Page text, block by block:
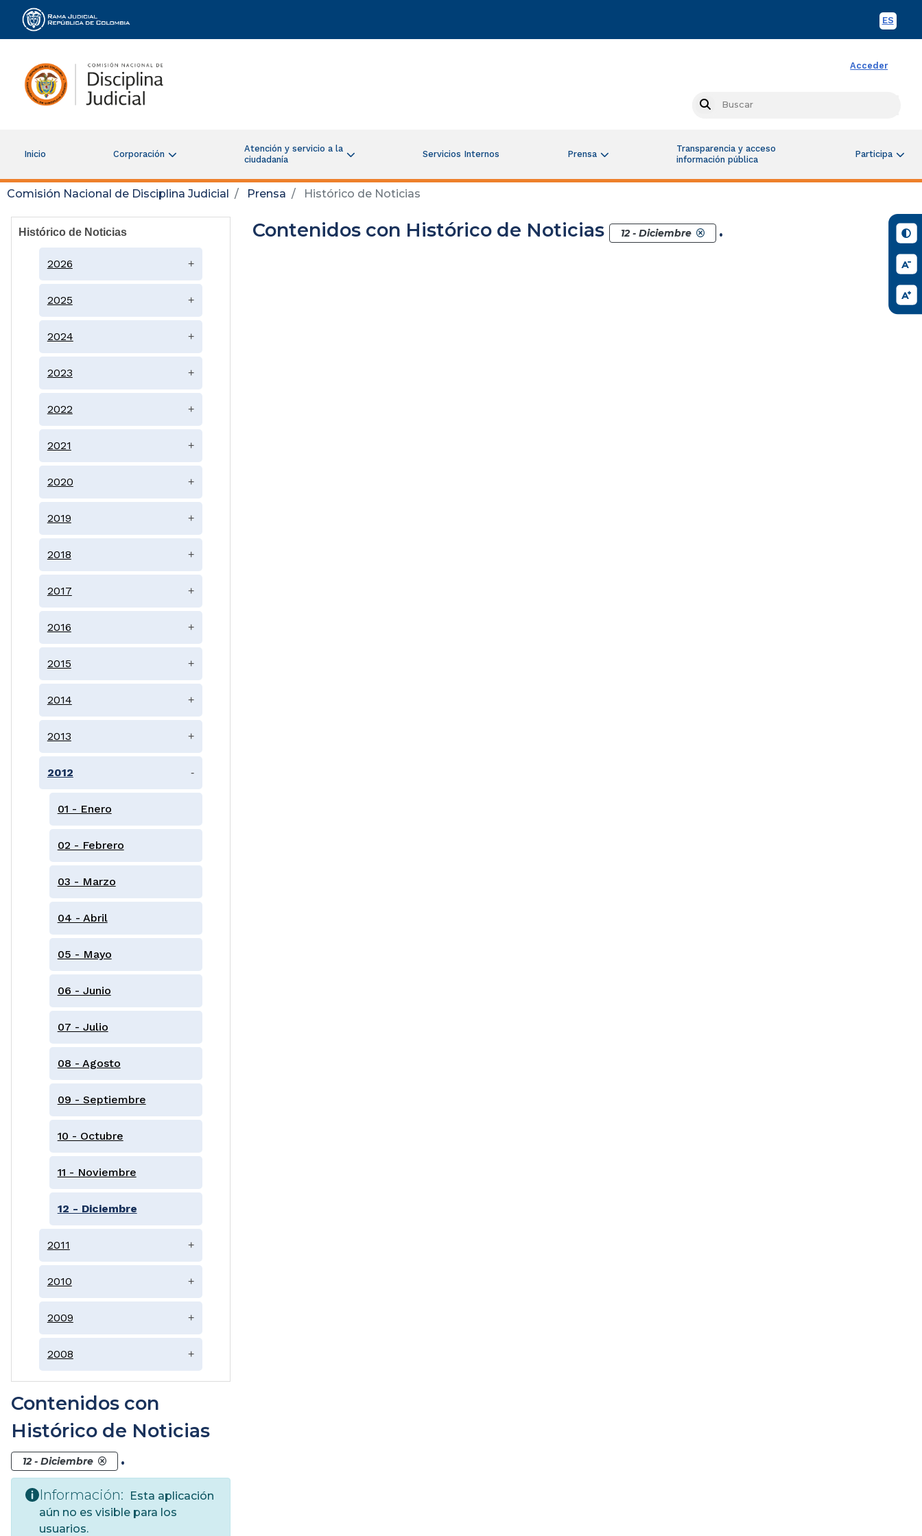
ES
Rama Judicial
Acceder
Inicio Corporación
Atención y servicio a la
ciudadanía
Servicios Internos Prensa
Transparencia y acceso
información pública
Participa
Comisión Nacional de Disciplina Judicial Prensa Histórico de Noticias
Histórico de Noticias
2026 +
2025 +
2024 +
2023 +
2022 +
2021 +
2020 +
2019 +
2018 +
2017 +
2016 +
2015 +
2014 +
2013 +
2012 -
01 - Enero
02 - Febrero
03 - Marzo
04 - Abril
05 - Mayo
06 - Junio
07 - Julio
08 - Agosto
09 - Septiembre
10 - Octubre
11 - Noviembre
12 - Diciembre
2011 +
2010 +
2009 +
2008 +
Contenidos con
Histórico de Noticias
12 - Diciembre .
Información:
Esta aplicación
aún no es visible para los
usuarios.
Contenidos con Histórico de Noticias 12 - Diciembre .